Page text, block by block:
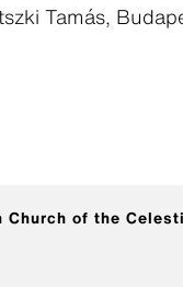
Tamás,
Church of the